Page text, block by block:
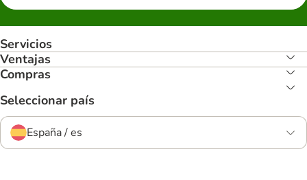
Servicios
Ventajas
Compras
Seleccionar país
España / es